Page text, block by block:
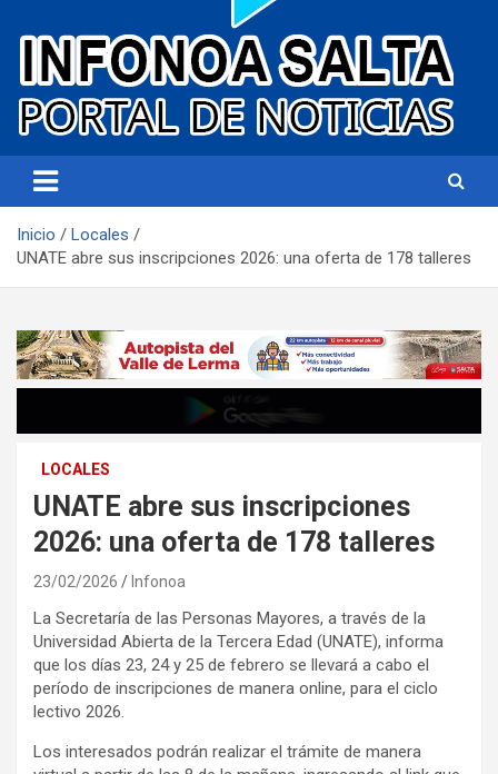
Infonoa Salta
Inicio
Locales
UNATE abre sus inscripciones 2026: una oferta de 178 talleres
LOCALES
UNATE abre sus inscripciones
2026: una oferta de 178 talleres
23/02/2026 Infonoa
La Secretaría de las Personas Mayores, a través de la
Universidad Abierta de la Tercera Edad (UNATE), informa
que los días 23, 24 y 25 de febrero se llevará a cabo el
período de inscripciones de manera online, para el ciclo
lectivo 2026.
Los interesados podrán realizar el trámite de manera